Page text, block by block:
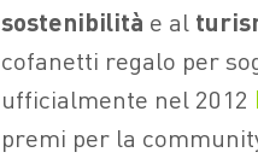
sostenibilità e al
cofanetti regalo per
ufficialmente nel 2012
premi per la